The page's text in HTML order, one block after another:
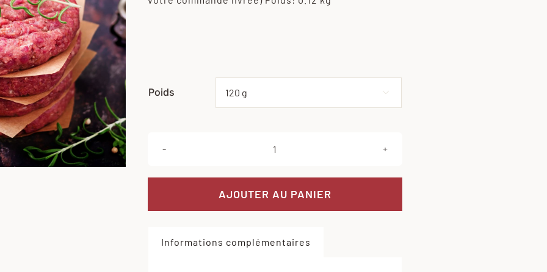
Poids 
Effacer
quantité
Steak
boeuf
AJOUTER AU PANIER
Informations complémentaires